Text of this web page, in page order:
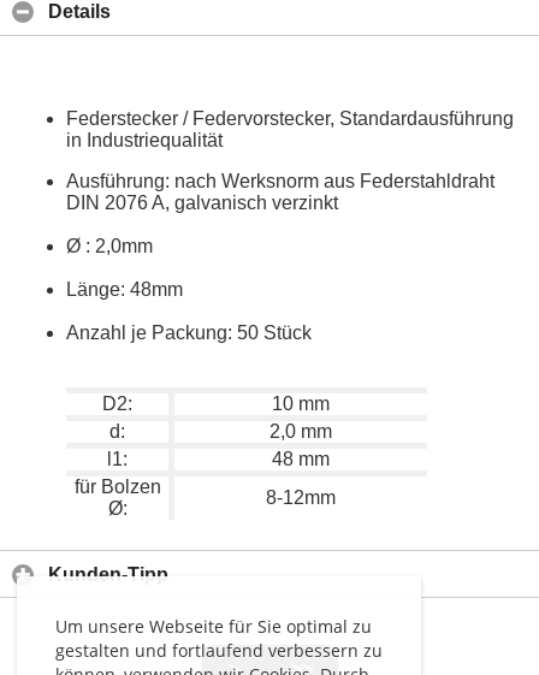
Um unsere Webseite für Sie optimal zu
gestalten und fortlaufend verbessern zu
Details
Federstecker / Federvorstecker, Standardausführung
in Industriequalität
Ausführung: nach Werksnorm aus Federstahldraht
DIN 2076 A, galvanisch verzinkt
Ø : 2,0mm
Länge: 48mm
Anzahl je Packung: 50 Stück
D2:
10 mm
d:
2,0 mm
l1:
48 mm
für Bolzen
Ø:
8-12mm
Kunden-Tipp
> >>